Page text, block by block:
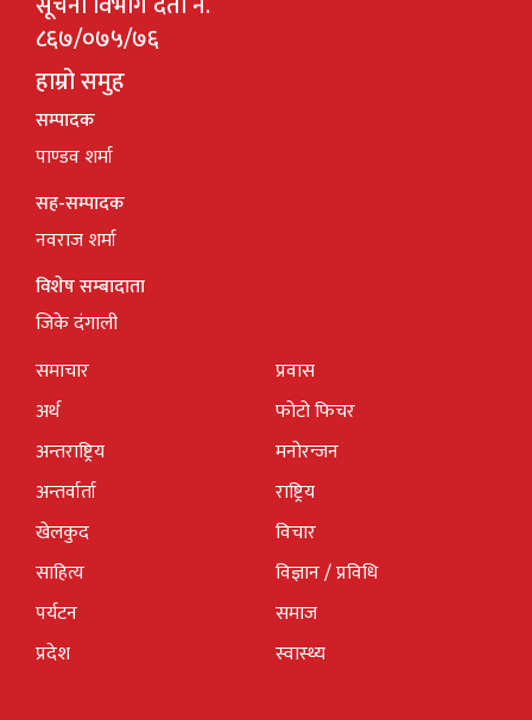
८६७/०७५/७६
हाम्रो समुह
सम्पादक
पाण्डव शर्मा
सह-सम्पादक
नवराज शर्मा
विशेष सम्बादाता
जिके दंगाली
समाचार
अर्थ
अन्तराष्ट्रिय
अन्तर्वार्ता
खेलकुद
साहित्य
पर्यटन
प्रदेश
प्रवास
फोटो फिचर
मनोरन्जन
राष्ट्रिय
विचार
विज्ञान / प्रविधि
समाज
स्वास्थ्य